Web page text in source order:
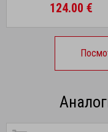
124.00 €